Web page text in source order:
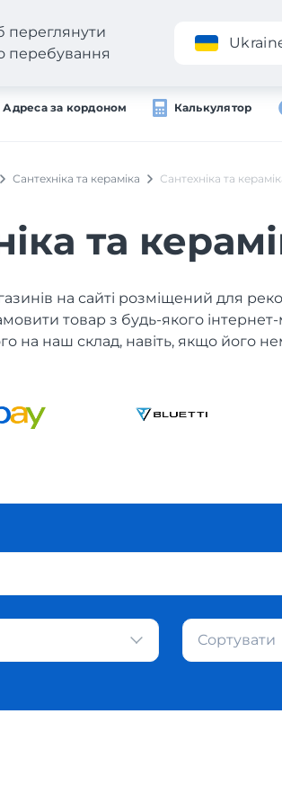
Адреса за кордоном Калькулятор
переглянути
перебування
Сантехніка та кераміка Сантехніка та
та
на сайті розміщений для
товар з будь-якого
на наш склад, навіть, якщо його
Сортувати